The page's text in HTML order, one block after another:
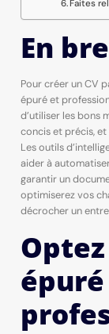
Faites
En
Pour créer un CV
épuré et
d’utiliser les bons
concis et précis,
Les outils
aider à
garantir un
optimiserez vos
décrocher un